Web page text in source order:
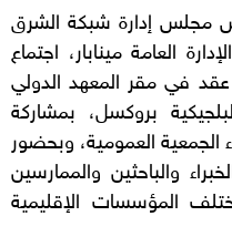
مجلس إدارة شبكة الشرق
العامة مينابار، اجتماع
عقد في مقر المعهد الدولي
بروكسل، بمشاركة
العمومية، وبحضور
والباحثين والممارسين
المؤسسات الإقليمية